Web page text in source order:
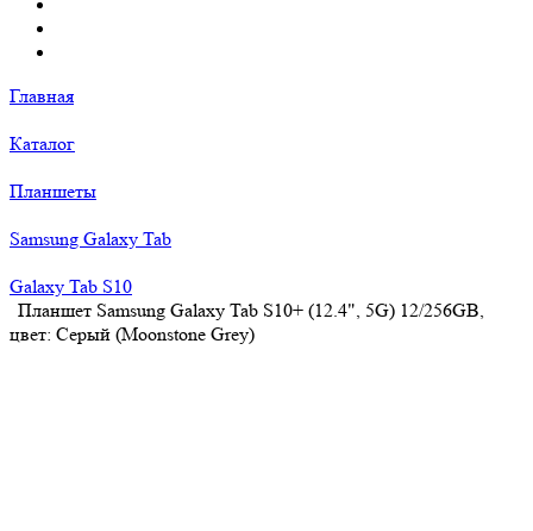
Главная
Каталог
Планшеты
Samsung Galaxy Tab
Galaxy Tab S10
Планшет Samsung Galaxy Tab S10+ (12.4", 5G) 12/256GB,
цвет: Серый (Moonstone Grey)